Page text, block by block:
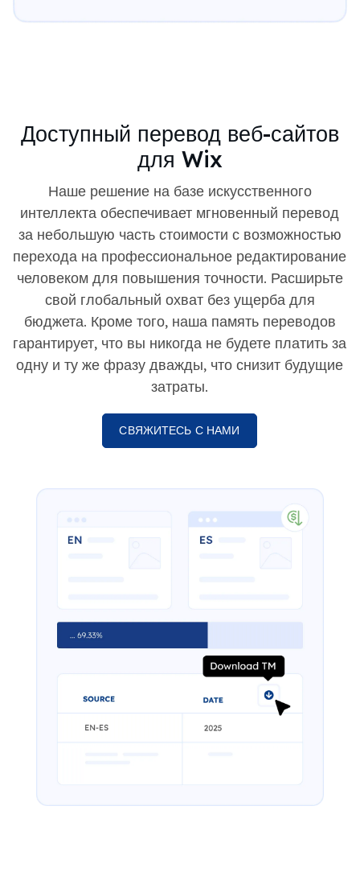
Доступный перевод веб-сайтов
для Wix
Наше решение на базе искусственного
интеллекта обеспечивает мгновенный перевод
за небольшую часть стоимости с возможностью
перехода на профессиональное редактирование
человеком для повышения точности. Расширьте
свой глобальный охват без ущерба для
бюджета. Кроме того, наша память переводов
гарантирует, что вы никогда не будете платить за
одну и ту же фразу дважды, что снизит будущие
затраты.
СВЯЖИТЕСЬ С НАМИ